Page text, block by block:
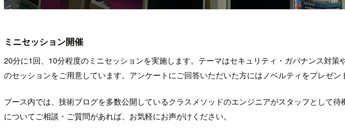
ミニセッション開催
20分に1回、10分程度のミニセッションを実施します。テーマはセキュリティ・ガバナンス対
のセッションをご用意しています。アンケートにご回答いただいた方にはノベルティをプレゼン
ブース内では、技術ブログを多数公開しているクラスメソッドのエンジニアがスタッフとして
についてご相談・ご質問があれば、お気軽にお声がけください。